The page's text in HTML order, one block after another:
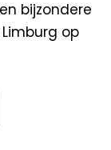
bijzondere
op